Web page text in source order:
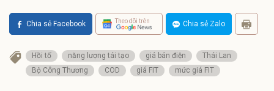
Chia sẻ Facebook Theo dõi trên Chia sẻ Zalo
Hồi tố năng lượng tái tạo giá bán điện
Thái Lan
Bộ Công Thương
COD giá FIT mức giá FIT